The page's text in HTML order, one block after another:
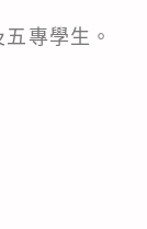
專學生。